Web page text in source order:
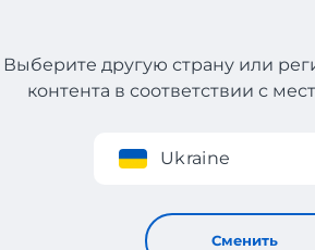
Регистрация
Выберите другую страну или
контента в соответствии с
Ukraine
Сменить
Calvin Klein: скидки до -50%!